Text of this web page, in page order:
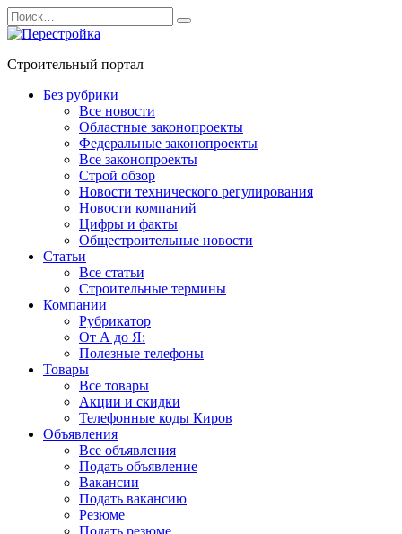
Перейти
к
содержанию
Search
for:
Строительный портал
Без рубрики
Все новости
Областные законопроекты
Федеральные законопроекты
Все законопроекты
Строй обзор
Новости технического регулирования
Новости компаний
Цифры и факты
Общестроительные новости
Статьи
Все статьи
Строительные термины
Компании
Рубрикатор
От А до Я:
Полезные телефоны
Товары
Все товары
Акции и скидки
Телефонные коды Киров
Объявления
Все объявления
Подать объявление
Вакансии
Подать вакансию
Резюме
Подать резюме